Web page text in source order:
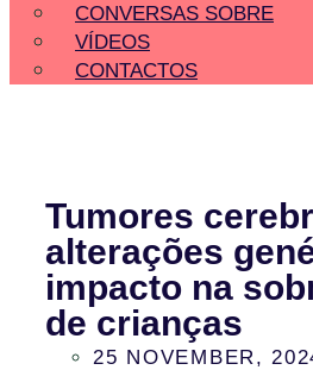
CONVERSAS SOBRE
VÍDEOS
CONTACTOS
Tumores
alterações
impacto na
de crianças
25 NOVEMBER,